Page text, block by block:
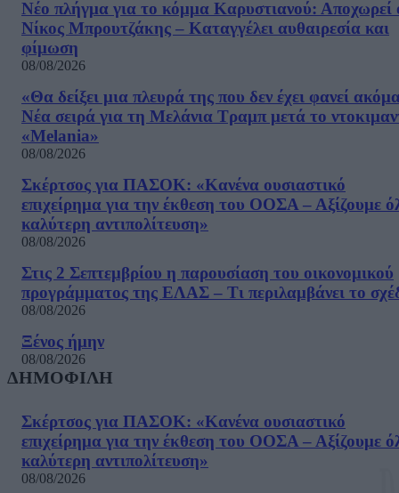
Νέο πλήγμα για το κόμμα Καρυστιανού: Αποχωρεί
Νίκος Μπρουτζάκης – Καταγγέλει αυθαιρεσία και
φίμωση
08/08/2026
«Θα δείξει μια πλευρά της που δεν έχει φανεί
Νέα σειρά για τη Μελάνια Τραμπ μετά το
«Melania»
08/08/2026
Σκέρτσος για ΠΑΣΟΚ: «Κανένα ουσιαστικό
επιχείρημα για την έκθεση του ΟΟΣΑ – Αξίζουμε
καλύτερη αντιπολίτευση»
08/08/2026
Στις 2 Σεπτεμβρίου η παρουσίαση του οικονομικού
προγράμματος της ΕΛΑΣ – Τι περιλαμβάνει το
08/08/2026
Ξένος ήμην
08/08/2026
ΔΗΜΟΦΙΛΗ
Σκέρτσος για ΠΑΣΟΚ: «Κανένα ουσιαστικό
επιχείρημα για την έκθεση του ΟΟΣΑ – Αξίζουμε
καλύτερη αντιπολίτευση»
08/08/2026